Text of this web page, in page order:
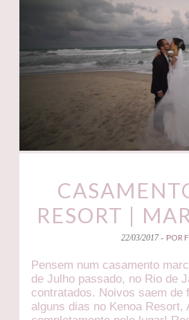
RESORT |
22/03/2017 - POR
Pensem num casamento
de Julho passado, no Rio de
contratados. Noivos saem
alguns dias no Kenoa Resort,